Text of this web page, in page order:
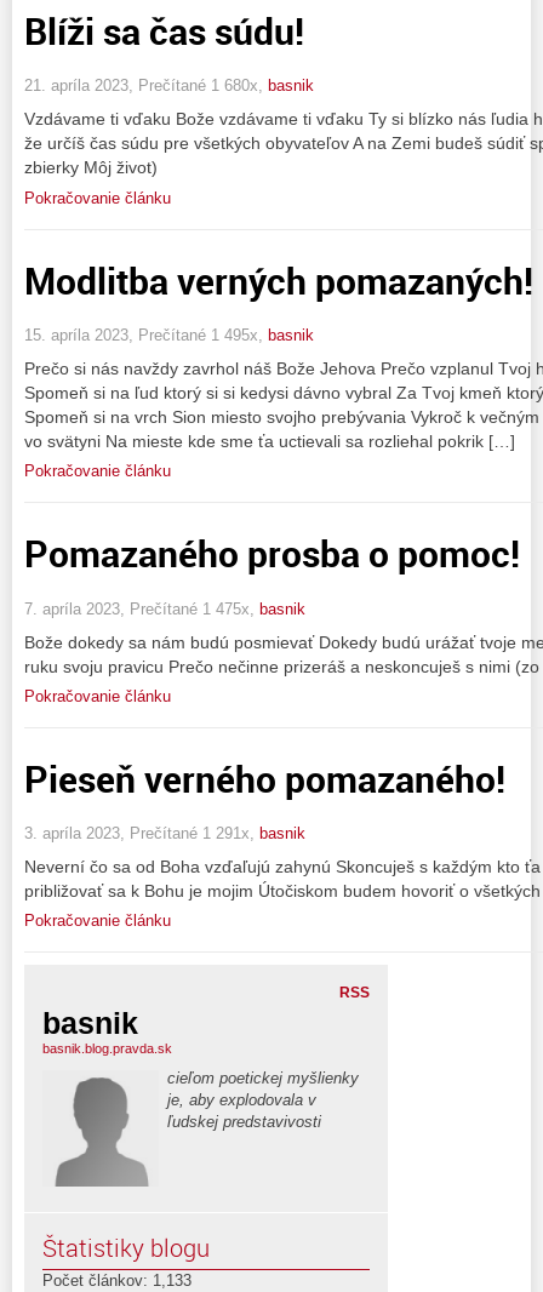
Blíži sa čas súdu!
21. apríla 2023, Prečítané 1 680x, basnik
Vzdávame ti vďaku Bože vzdávame ti vďaku Ty si blízko nás ľudia
že určíš čas súdu pre všetkých obyvateľov A na Zemi budeš súdiť
zbierky Môj život)
Pokračovanie článku
Modlitba verných pomazaných!
15. apríla 2023, Prečítané 1 495x, basnik
Prečo si nás navždy zavrhol náš Bože Jehova Prečo vzplanul Tvoj
Spomeň si na ľud ktorý si si kedysi dávno vybral Za Tvoj kmeň
Spomeň si na vrch Sion miesto svojho prebývania Vykroč k
vo svätyni Na mieste kde sme ťa uctievali sa rozliehal pokrik […]
Pokračovanie článku
Pomazaného prosba o pomoc!
7. apríla 2023, Prečítané 1 475x, basnik
Bože dokedy sa nám budú posmievať Dokedy budú urážať tvoje
ruku svoju pravicu Prečo nečinne prizeráš a neskoncuješ s nimi
Pokračovanie článku
Pieseň verného pomazaného!
3. apríla 2023, Prečítané 1 291x, basnik
Neverní čo sa od Boha vzďaľujú zahynú Skoncuješ s každým kto
približovať sa k Bohu je mojim Útočiskom budem hovoriť o
Pokračovanie článku
RSS
basnik
basnik.blog.pravda.sk
cieľom poetickej myšlienky
je, aby explodovala v
ľudskej predstavivosti
Štatistiky blogu
Počet článkov: 1,133